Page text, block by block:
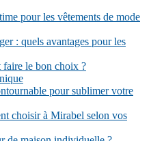
pour les vêtements de mode
: quels avantages pour les
le bon choix ?
pour sublimer votre
choisir à Mirabel selon vos